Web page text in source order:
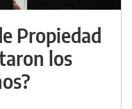
Propiedad
los